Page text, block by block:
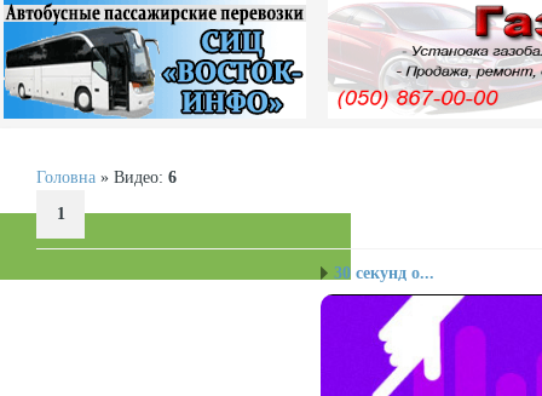
Головна » Видео: 6
1
30 секунд о...